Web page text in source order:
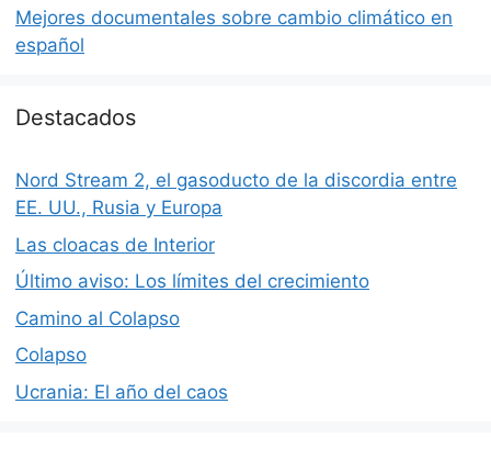
Mejores documentales sobre cambio climático en
español
Destacados
Nord Stream 2, el gasoducto de la discordia entre
EE. UU., Rusia y Europa
Las cloacas de Interior
Último aviso: Los límites del crecimiento
Camino al Colapso
Colapso
Ucrania: El año del caos